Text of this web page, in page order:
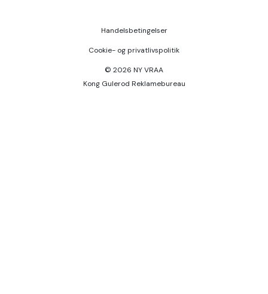
© 2026 NY VRAA
Kong Gulerod Reklamebureau
Handelsbetingelser
Cookie- og privatlivspolitik